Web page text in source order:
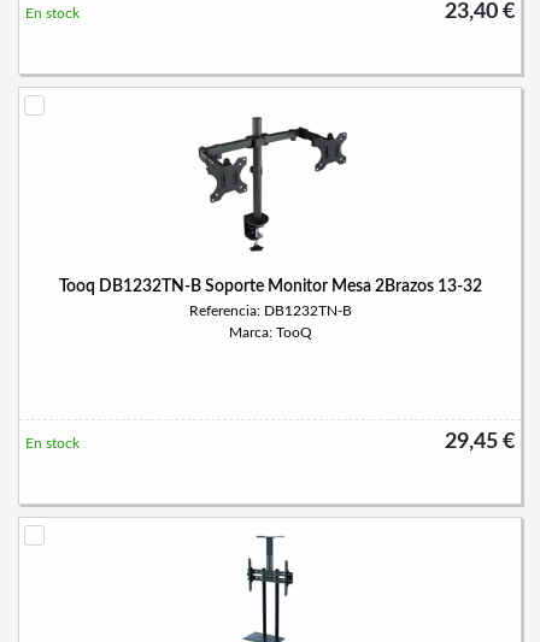
23,40 €
En stock
Tooq DB1232TN-B Soporte Monitor Mesa 2Brazos 13-32
Referencia: DB1232TN-B
Marca: TooQ
29,45 €
En stock